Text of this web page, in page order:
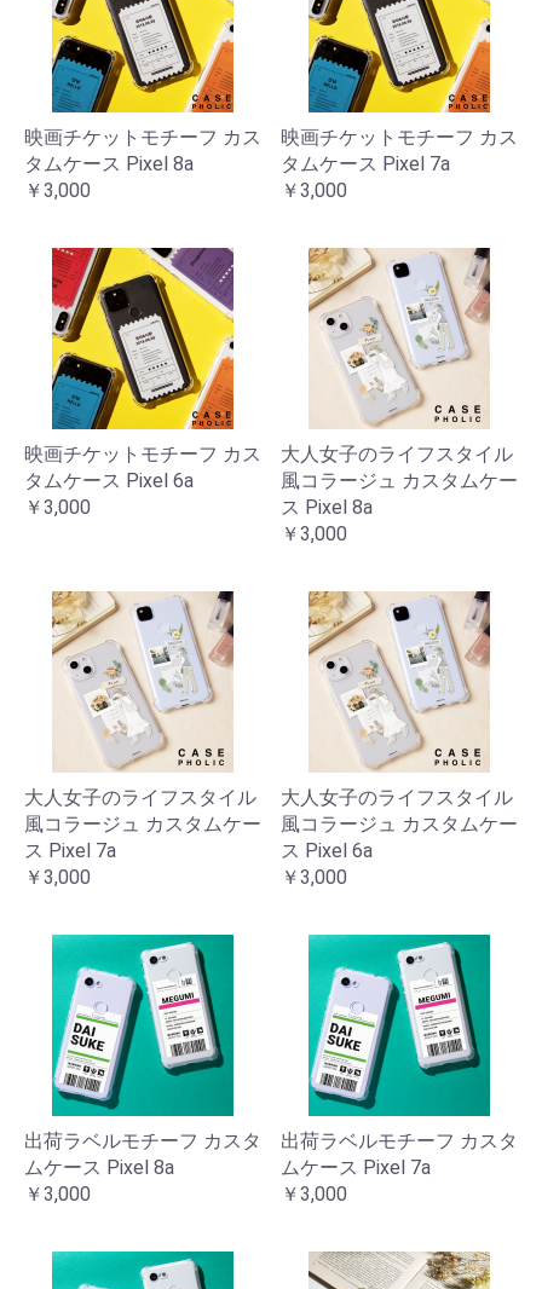
映画チケットモチーフ カス
タムケース Pixel 8a
￥3,000
映画チケットモチーフ カス
タムケース Pixel 7a
￥3,000
映画チケットモチーフ カス
タムケース Pixel 6a
￥3,000
大人女子のライフスタイル
風コラージュ カスタムケー
ス Pixel 8a
￥3,000
大人女子のライフスタイル
風コラージュ カスタムケー
ス Pixel 7a
￥3,000
大人女子のライフスタイル
風コラージュ カスタムケー
ス Pixel 6a
￥3,000
出荷ラベルモチーフ カスタ
ムケース Pixel 8a
￥3,000
出荷ラベルモチーフ カスタ
ムケース Pixel 7a
￥3,000